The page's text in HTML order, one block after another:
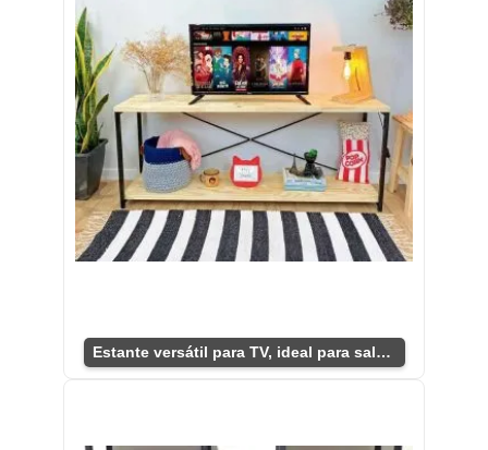
Estante versátil para TV, ideal para sala moderna